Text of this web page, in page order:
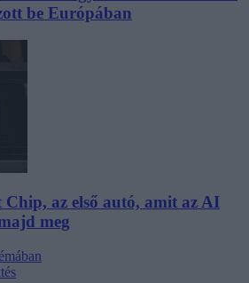
be Európában
az első autó, amit az AI
meg